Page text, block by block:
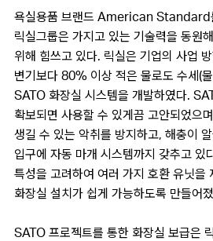
욕실용품 브랜드 American Standard
릭실그룹은 가지고 있는 기술력을 동원
위해 힘쓰고 있다. 릭실은 기업의 사업
변기보다 80% 이상 적은 물로도 수세(
SATO 화장실 시스템을 개발하였다.
확보되면 사용할 수 있게끔 고안되었으
생길 수 있는 악취를 방지하고, 해충이
입구에 자동 마개 시스템까지 갖추고 있
특성을 고려하여 여러 가지 호환 유닛을
화장실 설치가 쉽게 가능하도록 만들어
SATO 프로젝트를 통한 화장실 보급은